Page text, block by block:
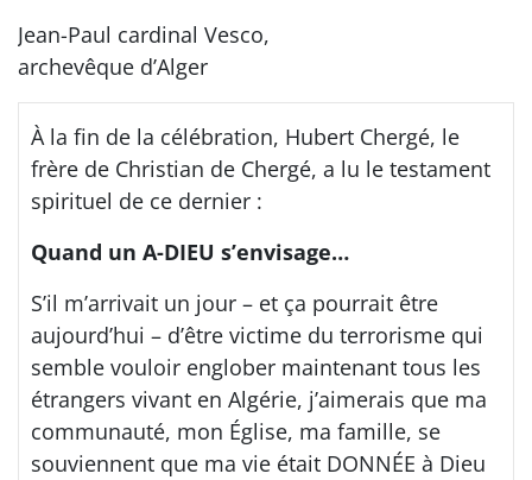
Jean-Paul cardinal Vesco,
archevêque d’Alger
À la fin de la célébration, Hubert Chergé, le
frère de Christian de Chergé, a lu le testament
spirituel de ce dernier :
Quand un A-DIEU s’envisage…
S’il m’arrivait un jour – et ça pourrait être
aujourd’hui – d’être victime du terrorisme qui
semble vouloir englober maintenant tous les
étrangers vivant en Algérie, j’aimerais que ma
communauté, mon Église, ma famille, se
souviennent que ma vie était DONNÉE à Dieu